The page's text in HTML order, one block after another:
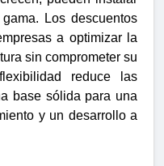
Los descuentos
a optimizar la
sin comprometer su
reduce las
base sólida para una
y un desarrollo a